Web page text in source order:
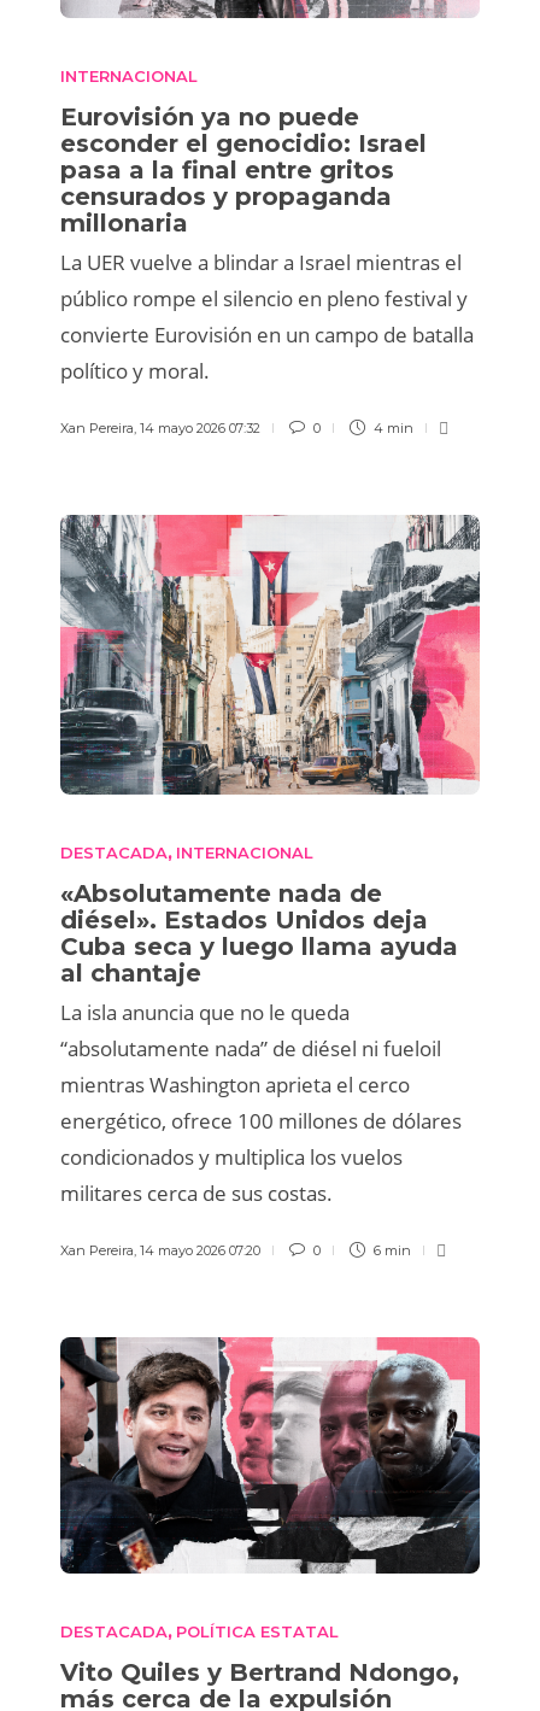
INTERNACIONAL
Eurovisión ya no puede
esconder el genocidio: Israel
pasa a la final entre gritos
censurados y propaganda
millonaria
La UER vuelve a blindar a Israel mientras el
público rompe el silencio en pleno festival y
convierte Eurovisión en un campo de batalla
político y moral.
Xan Pereira 14 mayo 2026 07:32 0 4 min
DESTACADA, INTERNACIONAL
«Absolutamente nada de
diésel». Estados Unidos deja
Cuba seca y luego llama ayuda
al chantaje
La isla anuncia que no le queda
“absolutamente nada” de diésel ni fueloil
mientras Washington aprieta el cerco
energético, ofrece 100 millones de dólares
condicionados y multiplica los vuelos
militares cerca de sus costas.
Xan Pereira, 14 mayo 2026 07:20 0 6 min
DESTACADA, POLÍTICA ESTATAL
Vito Quiles y Bertrand Ndongo,
más cerca de la expulsión